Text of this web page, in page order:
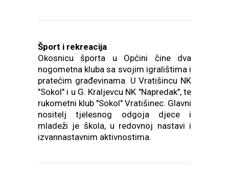
Šport i rekreacija
Okosnicu športa u Općini čine dva
nogometna kluba sa svojim igralištima i
pratećim građevinama. U Vratišincu NK
"Sokol" i u G. Kraljevcu NK "Napredak", te
rukometni klub "Sokol" Vratišinec. Glavni
nositelj tjelesnog odgoja djece i
mladeži je škola, u redovnoj nastavi i
izvannastavnim aktivnostima.